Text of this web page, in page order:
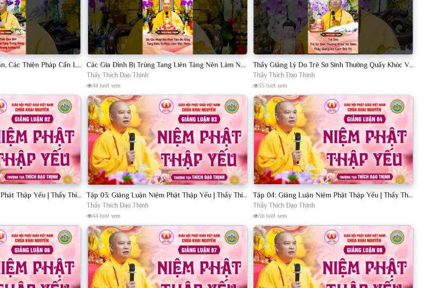
Thế Nào Là Trung Ấm Thân, Các Thiện Pháp Cần Làm Khi Người Thân Qua Đời Trong Vòng 49 Ngày Các Gia Đình Bị Trùng Tang Liên Táng Nên Làm Ngay Việc Này Khi Có Pháp Hội Lớn
Thầy Thích Đạo Thịnh
48 lượt xem
Thầy Giảng Lý Do Trẻ Sơ Sinh Thường Quấy Khóc Về Đêm Và Cách Đối Trị - TT. Thích Đạo Thịnh.
Thầy Thích Đạo Thịnh
35 lượt xem
Tập 02: Giảng Luận Niệm Phật Thập Yếu | Thầy Thích Đạo Thịnh Tập 03: Giảng Luận Niệm Phật Thập Yếu | Thầy Thích Đạo Thịnh
Thầy Thích Đạo Thịnh
44 lượt xem
Tập 04: Giảng Luận Niệm Phật Thập Yếu | Thầy Thích Đạo Thịnh
Thầy Thích Đạo Thịnh
36 lượt xem